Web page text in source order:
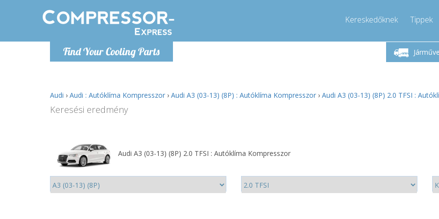
Find Your Cooling Parts
Kereskedőknek Tippek
Hétfő-Péntek 9-17
Hívjon!
Audi › Audi : Autóklíma Kompresszor › Audi A3 (03-13) (8P) : Autóklíma Kompresszor › Audi A3 (03-13) (8P) 2.0 TFSI :
Keresési eredmény
Audi A3 (03-13) (8P) 2.0 TFSI : Autóklíma Kompresszor